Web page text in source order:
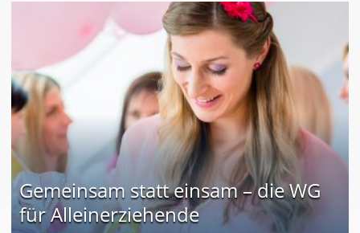
Gemeinsam statt einsam – die WG
für Alleinerziehende